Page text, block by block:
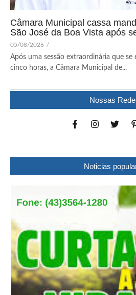
Câmara Municipal cassa
São José da Boa Vista após
05/08/2026 /
Após uma sessão extraordinária que se
cinco horas, a Câmara Municipal de...
Nossas
Noticias